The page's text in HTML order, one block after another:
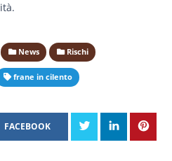
News Rischi
frane in cilento
FACEBOOK